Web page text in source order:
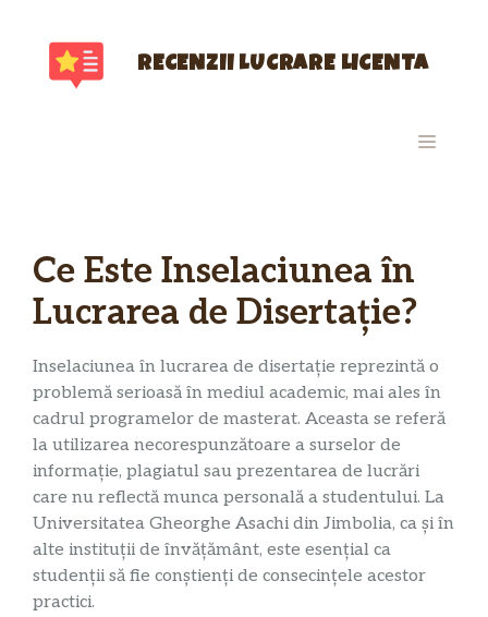
conținut
RECENZII LUCRARE LICENTA
MENIU
Ce Este Inselaciunea în
Lucrarea de Disertație?
Inselaciunea în lucrarea de disertație reprezintă o
problemă serioasă în mediul academic, mai ales în
cadrul programelor de masterat. Aceasta se referă
la utilizarea necorespunzătoare a surselor de
informație, plagiatul sau prezentarea de lucrări
care nu reflectă munca personală a studentului. La
Universitatea Gheorghe Asachi din Jimbolia, ca și în
alte instituții de învățământ, este esențial ca
studenții să fie conștienți de consecințele acestor
practici.